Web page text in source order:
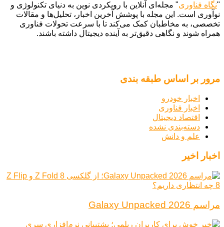
"نگاه فناوری" مجله‌ای آنلاین با رویکردی نوین به دنیای تکنولوژی و
نوآوری است. این مجله با پوشش آخرین اخبار، تحلیل‌ها و مقالات
تخصصی، به مخاطبان کمک می‌کند تا با سرعت تحولات فناوری
همراه شوند و نگاهی دقیق‌تر به آینده دیجیتال داشته باشند.
مرور بر اساس طبقه بندی
اخبار خودرو
اخبار فناوری
اقتصاد دیجیتال
دسته‌بندی نشده
علم و دانش
اخبار اخیر
مراسم Galaxy Unpacked 2026